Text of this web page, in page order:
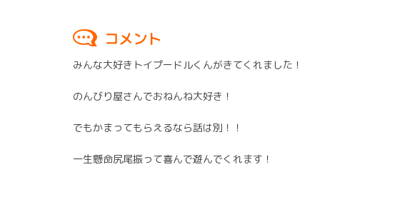
コメント
みんな大好きトイプードルくんがきてくれました！
のんびり屋さんでおねんね大好き！
でもかまってもらえるなら話は別！！
一生懸命尻尾振って喜んで遊んでくれます！